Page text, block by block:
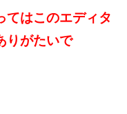
てはこのエディタ
りがたいで